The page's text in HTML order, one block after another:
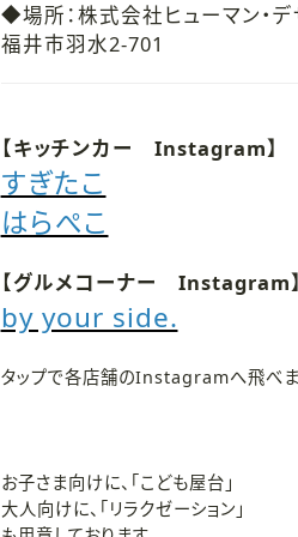
◆場所：株式会社ヒューマン・
福井市羽水2-701
【キッチンカー Instagram】
すぎたこ
はらぺこ
【グルメコーナー Instagram】
by your side.
タップで各店舗のInstagramへ飛べま
お子さま向けに、「こども屋台」
大人向けに、「リラクゼーション」